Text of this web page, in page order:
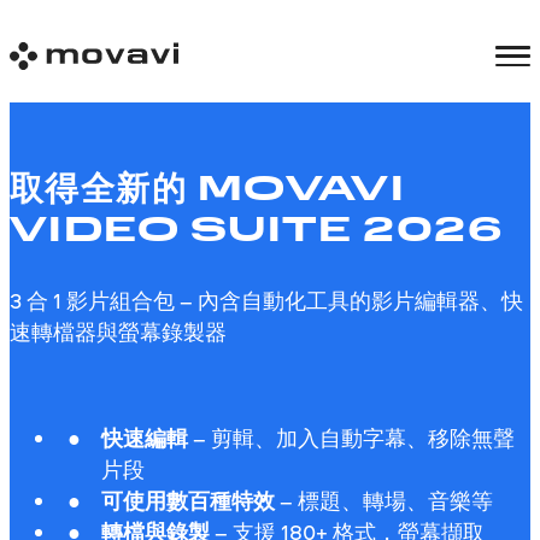
取得全新的 MOVAVI
VIDEO SUITE 2026
3 合 1 影片組合包 – 內含自動化工具的影片編輯器、快
速轉檔器與螢幕錄製器
快速編輯– 剪輯、加入自動字幕、移除無聲
片段
可使用數百種特效– 標題、轉場、音樂等
轉檔與錄製– 支援 180+ 格式，螢幕擷取